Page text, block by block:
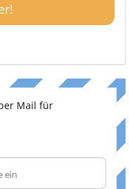
Mail für